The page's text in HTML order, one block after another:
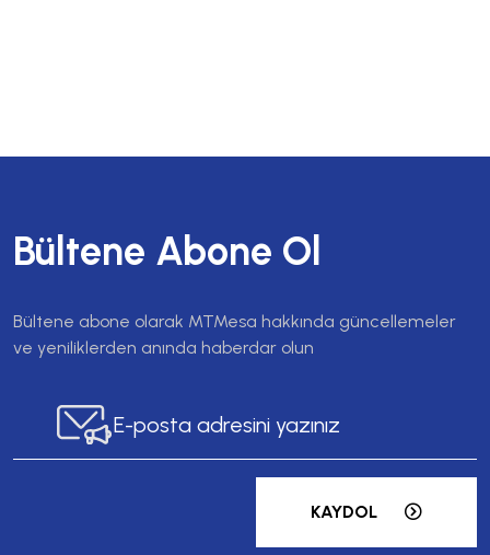
Bültene Abone Ol
Bültene abone olarak MTMesa hakkında güncellemeler
ve yeniliklerden anında haberdar olun
KAYDOL